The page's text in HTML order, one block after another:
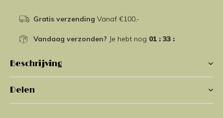
Gratis verzending Vanaf €100,-
Vandaag verzonden? Je hebt nog 01 : 33 :
Beschrijving
Delen